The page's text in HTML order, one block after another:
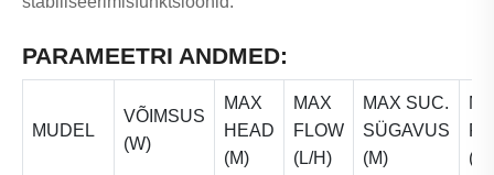
PARAMEETRI ANDMED:
MUDEL
VÕIMSUS
(W)
MAX
HEAD
(M)
MAX
FLOW
(L/H)
MAX SUC.
SÜGAVUS
(M)